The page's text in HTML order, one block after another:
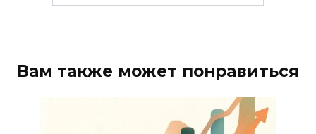
Вам также может понравиться